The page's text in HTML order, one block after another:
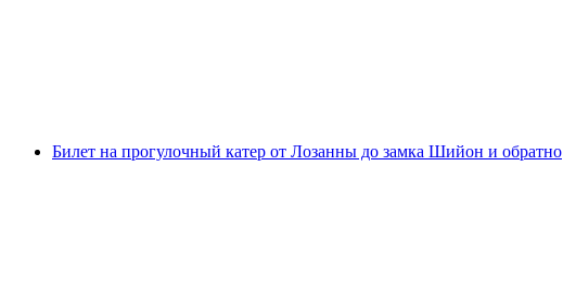
Билет на прогулочный катер от Лозанны до замка Шийон и обратно